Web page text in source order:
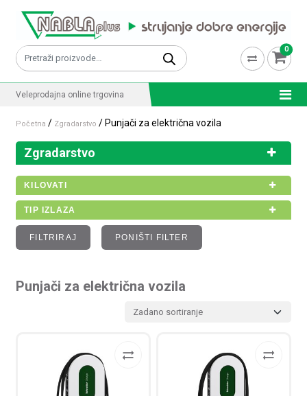
Pretraži: 0
Veleprodajna online trgovina
Početna / Zgradarstvo / Punjači za električna vozila
Zgradarstvo
KILOVATI
TIP IZLAZA
FILTRIRAJ PONIŠTI FILTER
Punjači za električna vozila